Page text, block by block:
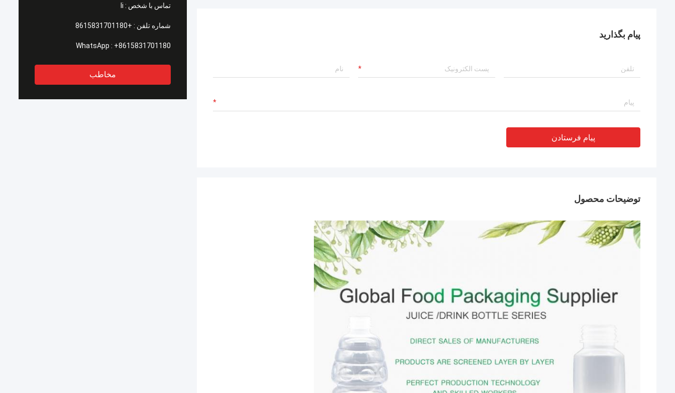
تماس با شخص : li
شماره تلفن : +8615831701180
WhatsApp : +8615831701180
مخاطب
پیام بگذارید
پیام فرستادن
توضیحات محصول